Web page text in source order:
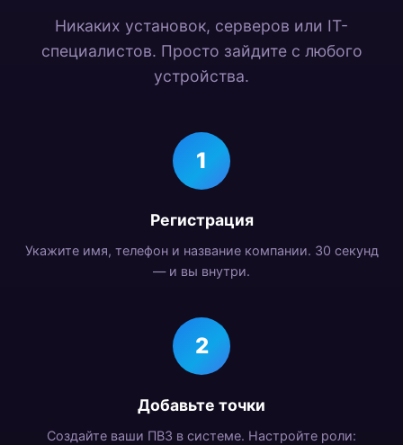
Никаких установок, серверов или IT-
специалистов. Просто зайдите с любого
устройства.
1
Регистрация
Укажите имя, телефон и название компании. 30 секунд
— и вы внутри.
2
Добавьте точки
Создайте ваши ПВЗ в системе. Настройте роли: